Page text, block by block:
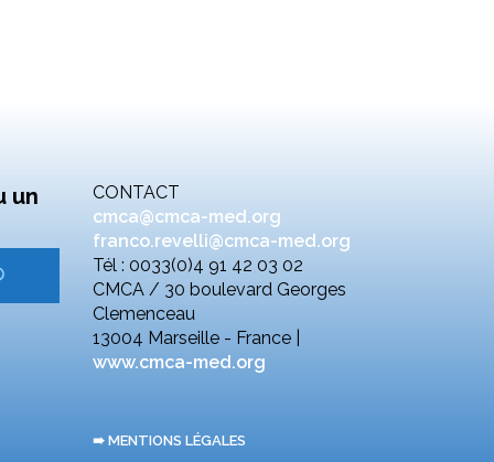
un
CONTACT
cmca@cmca-med.org
franco.revelli@cmca-med.org
Tél : 0033(0)4 91 42 03 02
CMCA / 30 boulevard Georges
Clemenceau
13004 Marseille - France |
www.cmca-med.org
➠ MENTIONS LÉGALES